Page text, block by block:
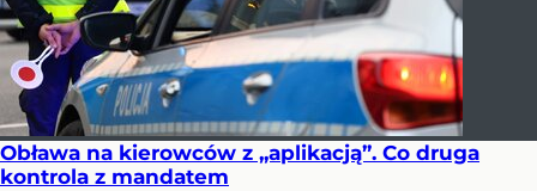
Obława na kierowców z „aplikacją”. Co druga
kontrola z mandatem